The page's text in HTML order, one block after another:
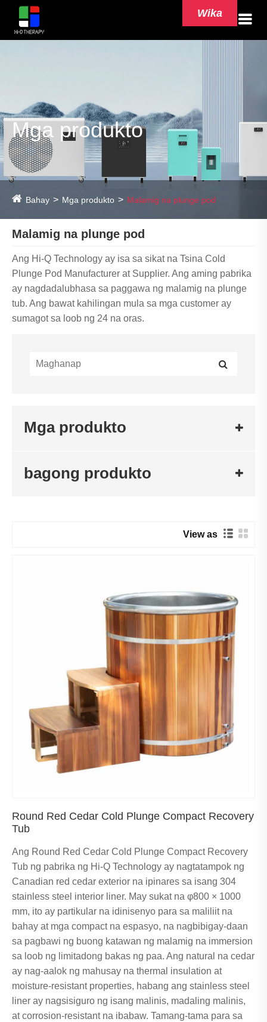
Wika
Mga produkto
Bahay Mga produkto Malamig na plunge pod
Malamig na plunge pod
Ang Hi-Q Technology ay isa sa sikat na Tsina Cold
Plunge Pod Manufacturer at Supplier. Ang aming pabrika
ay nagdadalubhasa sa paggawa ng malamig na plunge
tub. Ang bawat kahilingan mula sa mga customer ay
sumagot sa loob ng 24 na oras.
Mga produkto
bagong produkto
View as
Round Red Cedar Cold Plunge Compact Recovery
Tub
Ang Round Red Cedar Cold Plunge Compact Recovery
Tub ng pabrika ng Hi-Q Technology ay nagtatampok ng
Canadian red cedar exterior na ipinares sa isang 304
stainless steel interior liner. May sukat na φ800 × 1000
mm, ito ay partikular na idinisenyo para sa maliliit na
bahay at mga compact na espasyo, na nagbibigay-daan
sa pagbawi ng buong katawan ng malamig na immersion
sa loob ng limitadong bakas ng paa. Ang natural na cedar
ay nag-aalok ng mahusay na thermal insulation at
moisture-resistant properties, habang ang stainless steel
liner ay nagsisiguro ng isang malinis, madaling malinis,
at corrosion-resistant na ibabaw. Tamang-tama para sa